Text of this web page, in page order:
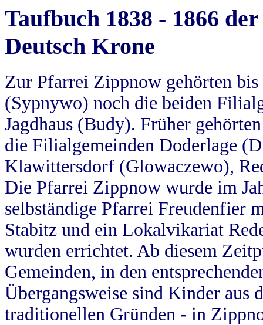
Taufbuch 1838 - 1866
Deutsch Krone
Zur Pfarrei Zippnow gehörten
(Sypnywo) noch die beiden
Jagdhaus (Budy). Früher
die Filialgemeinden Doderlage
Klawittersdorf (Glowaczewo),
Die Pfarrei Zippnow wurde im
selbständige Pfarrei Freudenfier
Stabitz und ein Lokalvikariat
wurden errichtet. Ab diesem
Gemeinden, in den
Übergangsweise sind Kinder aus
traditionellen Gründen - in